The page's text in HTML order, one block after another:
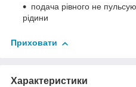
подача рівного не
рідини
Приховати
Характеристики